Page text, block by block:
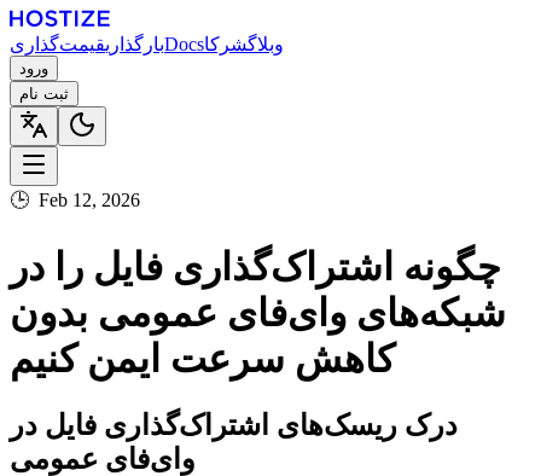
بارگذاریقیمت‌گذاری Docs وبلاگشرکا
ورود
ثبت نام
🕒 Feb 12, 2026
چگونه اشتراک‌گذاری فایل را در
شبکه‌های وای‌فای عمومی بدون
کاهش سرعت ایمن کنیم
درک ریسک‌های اشتراک‌گذاری فایل در
وای‌فای عمومی